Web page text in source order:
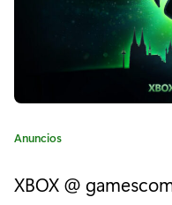
C
e
Anuncios
XBOX @